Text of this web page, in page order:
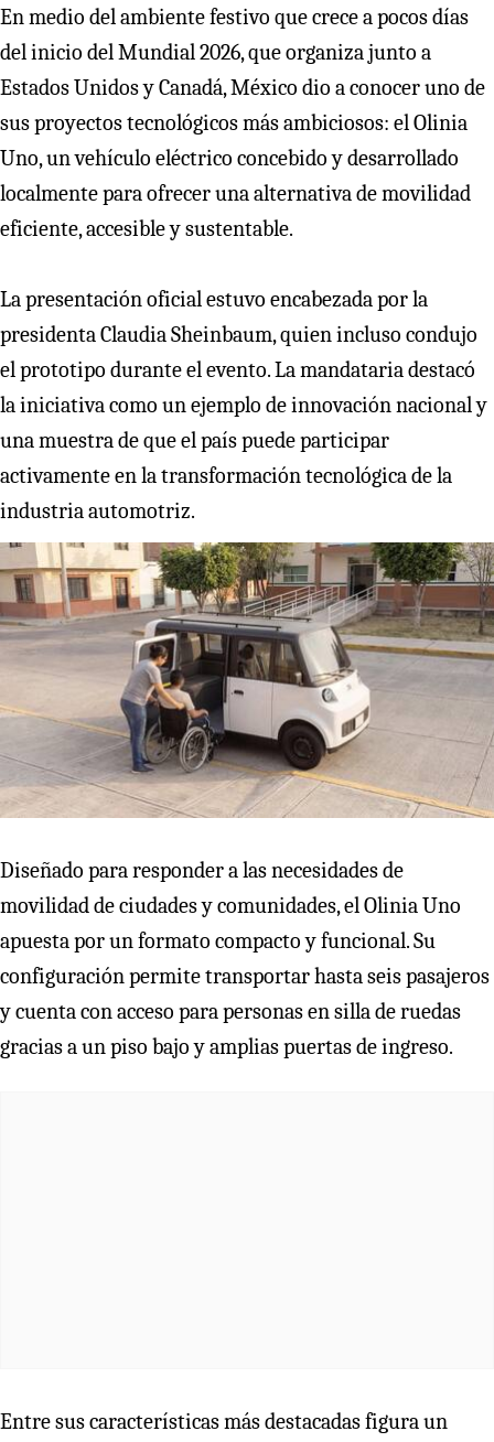
En medio del ambiente festivo que crece a pocos días
del inicio del Mundial 2026, que organiza junto a
Estados Unidos y Canadá, México dio a conocer uno de
sus proyectos tecnológicos más ambiciosos: el Olinia
Uno, un vehículo eléctrico concebido y desarrollado
localmente para ofrecer una alternativa de movilidad
eficiente, accesible y sustentable.
La presentación oficial estuvo encabezada por la
presidenta Claudia Sheinbaum, quien incluso condujo
el prototipo durante el evento. La mandataria destacó
la iniciativa como un ejemplo de innovación nacional y
una muestra de que el país puede participar
activamente en la transformación tecnológica de la
industria automotriz.
Diseñado para responder a las necesidades de
movilidad de ciudades y comunidades, el Olinia Uno
apuesta por un formato compacto y funcional. Su
configuración permite transportar hasta seis pasajeros
y cuenta con acceso para personas en silla de ruedas
gracias a un piso bajo y amplias puertas de ingreso.
Entre sus características más destacadas figura un